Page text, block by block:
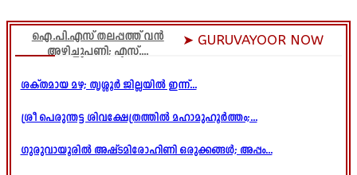
ഐ.പി.എസ് തലപ്പത്ത് വൻ
അഴിച്ചുപണി; എസ്....
ശക്തമായ മഴ; തൃശ്ശൂർ ജില്ലയിൽ ഇന്ന്...
ശ്രീ പെരുന്തട്ട ശിവക്ഷേത്രത്തിൽ മഹാമുഹൂർത്തം;...
ഗുരുവായൂരിൽ അഷ്ടമിരോഹിണി ഒരുക്കങ്ങൾ; അപ്പം...
➤ GURUVAYOOR NOW